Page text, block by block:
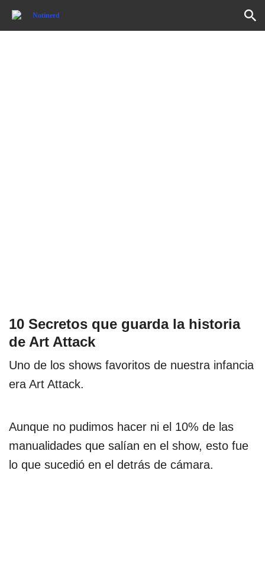
10 Secretos que guarda la historia
de Art Attack
Uno de los shows favoritos de nuestra infancia
era Art Attack.
Aunque no pudimos hacer ni el 10% de las
manualidades que salían en el show, esto fue
lo que sucedió en el detrás de cámara.